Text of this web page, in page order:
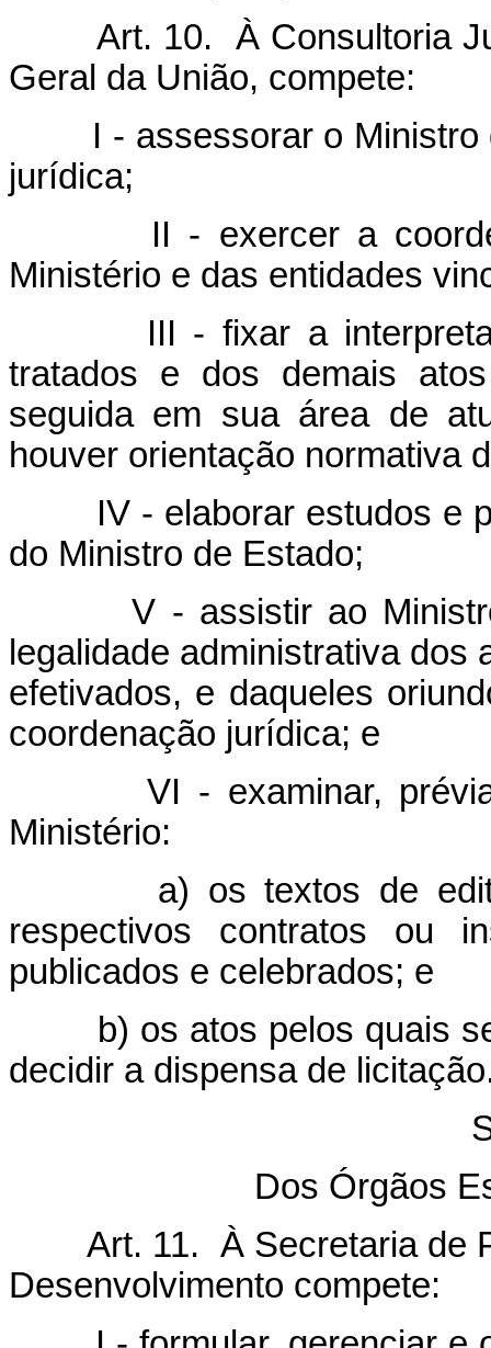
Art. 10. À Consultoria
Geral da União, compete:
I - assessorar o Ministro
jurídica;
II - exercer a
Ministério e das entidades
III - fixar a
tratados e dos demais
seguida em sua área de
houver orientação normativa
IV - elaborar estudos e
do Ministro de Estado;
V - assistir ao Ministro
legalidade administrativa
efetivados, e daqueles
coordenação jurídica; e
VI - examinar, prévia e
Ministério:
a) os textos de edital
respectivos contratos ou
publicados e celebrados; e
b) os atos pelos quais se
decidir a dispensa de
Dos Órgãos
Art. 11. À Secretaria de
Desenvolvimento compete: